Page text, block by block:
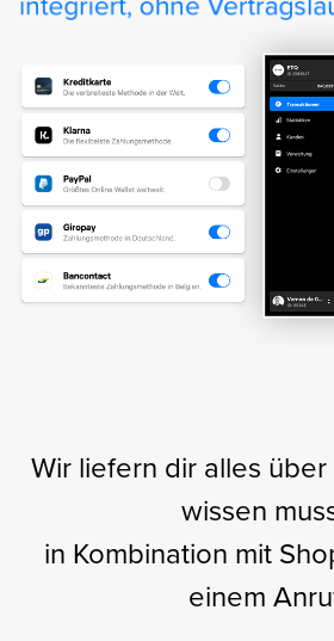
Wir liefern dir alles
wissen
in Kombination mit
einem